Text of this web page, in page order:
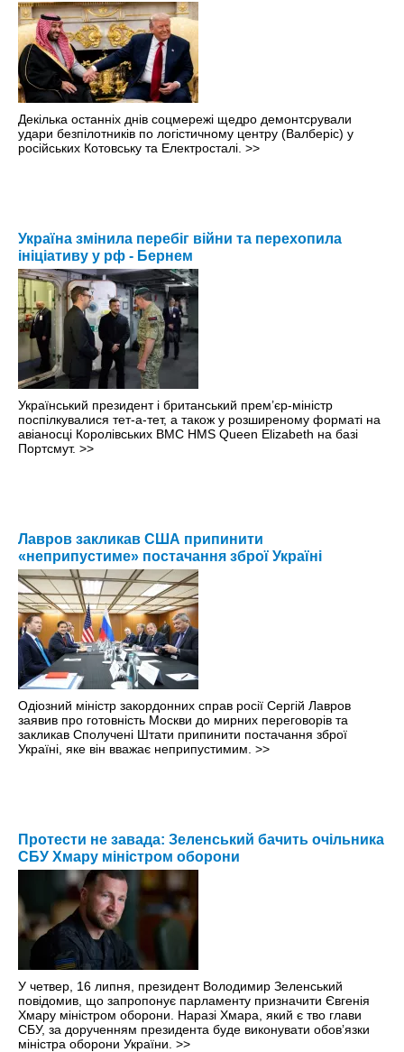
Декілька останніх днів соцмережі щедро демонтсрували
удари безпілотників по логістичному центру (Валберіс) у
російських Котовську та Електросталі. >>
Україна змінила перебіг війни та перехопила
ініціативу у рф - Бернем
Український президент і британський прем’єр-міністр
поспілкувалися тет-а-тет, а також у розширеному форматі на
авіаносці Королівських ВМС HMS Queen Elizabeth на базі
Портсмут. >>
Лавров закликав США припинити
«неприпустиме» постачання зброї Україні
Одіозний міністр закордонних справ росії Сергій Лавров
заявив про готовність Москви до мирних переговорів та
закликав Сполучені Штати припинити постачання зброї
Україні, яке він вважає неприпустимим. >>
Протести не завада: Зеленський бачить очільника
СБУ Хмару міністром оборони
У четвер, 16 липня, президент Володимир Зеленський
повідомив, що запропонує парламенту призначити Євгенія
Хмару міністром оборони. Наразі Хмара, який є тво глави
СБУ, за дорученням президента буде виконувати обовʼязки
міністра оборони України. >>